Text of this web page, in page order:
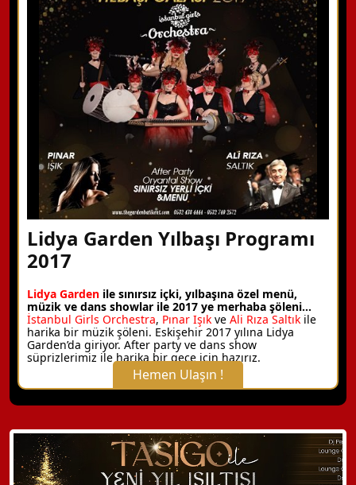
Lidya Garden Yılbaşı Programı
2017
Lidya Garden ile sınırsız içki, yılbaşına özel menü,
müzik ve dans showlar ile 2017 ye merhaba şöleni…
İstanbul Girls Orchestra, Pınar Işık ve Ali Rıza Saltık ile
harika bir müzik şöleni. Eskişehir 2017 yılına Lidya
Garden’da giriyor. After party ve dans show
süprizlerimiz ile harika bir gece için hazırız.
Hemen Ulaşın !
X Kapat
WhatsApp ile Bilgi Alın